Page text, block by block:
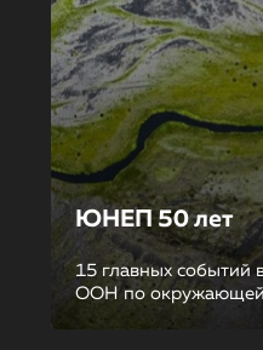
ЮНЕП 50 лет
15 главных событий
ООН по окружающей